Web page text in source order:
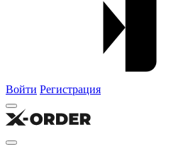
Войти Регистрация